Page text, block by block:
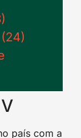
país com a